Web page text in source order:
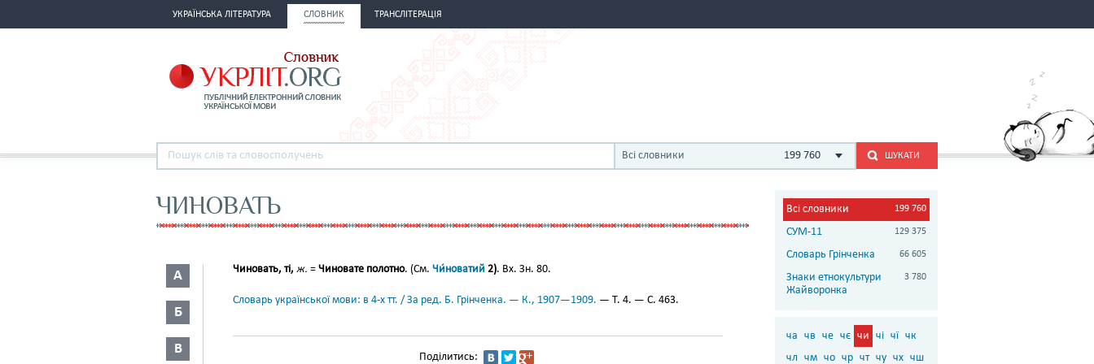
УКРАЇНСЬКА ЛІТЕРАТУРА СЛОВНИК ТРАНСЛІТЕРАЦІЯ
Всі словники 199 760 ШУКАТИ
ЧИНОВАТЬ
А
Б
В
Чиновать, ті, ж. = Чиновате полотно. (См. Чи́новатий 2). Вх. Зн. 80.
Словарь української мови: в 4-х тт. / За ред. Б. Грінченка. — К., 1907—1909. — Т. 4. — С. 463.
Поділитись:
Всі словники 199 760
СУМ-11 129 375
Словарь Грінченка 66 605
Знаки етнокультури
Жайворонка
3 780
ча чв че чє чи чі чї чк
чл чм чо чр чт чу чх чш